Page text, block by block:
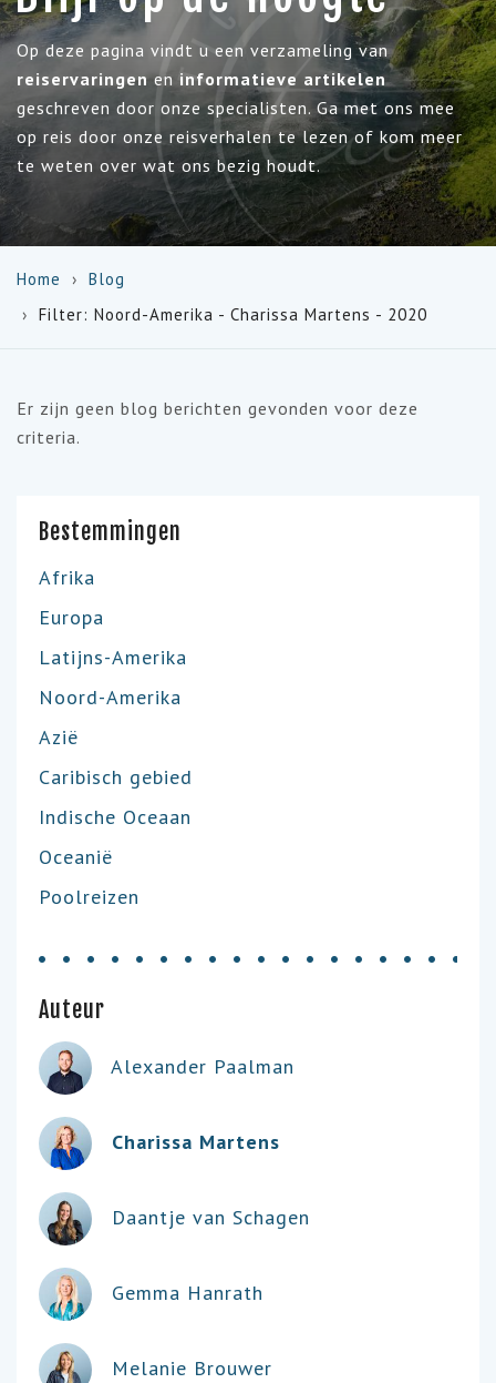
Op deze pagina vindt u een verzameling van
reiservaringenen informatieve artikelen
geschreven door onze specialisten. Ga met ons mee
op reis door onze reisverhalen te lezen of kom meer
te weten over wat ons bezig houdt.
Home
Blog
Filter: Noord-Amerika - Charissa Martens - 2020
Er zijn geen blog berichten gevonden voor deze
criteria.
Bestemmingen
Afrika
Europa
Latijns-Amerika
Noord-Amerika
Azië
Caribisch gebied
Indische Oceaan
Oceanië
Poolreizen
Auteur
Alexander Paalman
Charissa Martens
Daantje van Schagen
Gemma Hanrath
Melanie Brouwer